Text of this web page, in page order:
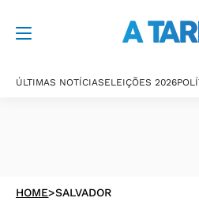
ÚLTIMAS NOTÍCIASELEIÇÕES 2026
HOME>SALVADOR